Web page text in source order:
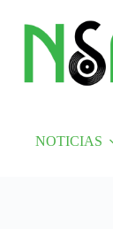
contenido
NOTICIAS